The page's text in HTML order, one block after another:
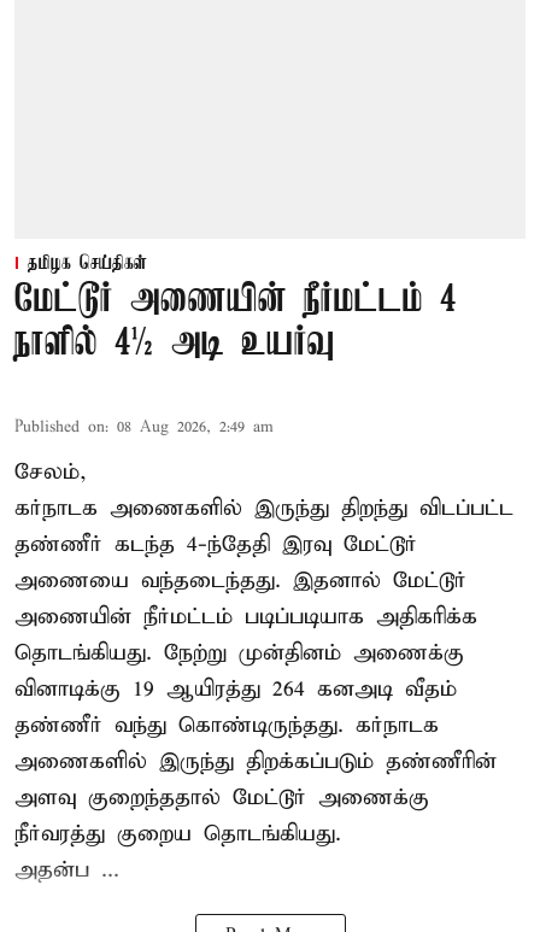
தமிழக செய்திகள்
மேட்டூர் அணையின் நீர்மட்டம் 4
நாளில் 4½ அடி உயர்வு
Published on: 08 Aug 2026, 2:49 am
சேலம்,
கர்நாடக அணைகளில் இருந்து திறந்து விடப்பட்ட
தண்ணீர் கடந்த 4-ந்தேதி இரவு மேட்டூர்
அணையை வந்தடைந்தது. இதனால் மேட்டூர்
அணையின் நீர்மட்டம் படிப்படியாக அதிகரிக்க
தொடங்கியது. நேற்று முன்தினம் அணைக்கு
வினாடிக்கு 19 ஆயிரத்து 264 கனஅடி வீதம்
தண்ணீர் வந்து கொண்டிருந்தது. கர்நாடக
அணைகளில் இருந்து திறக்கப்படும் தண்ணீரின்
அளவு குறைந்ததால் மேட்டூர் அணைக்கு
நீர்வரத்து குறைய தொடங்கியது.
அதன்ப ...